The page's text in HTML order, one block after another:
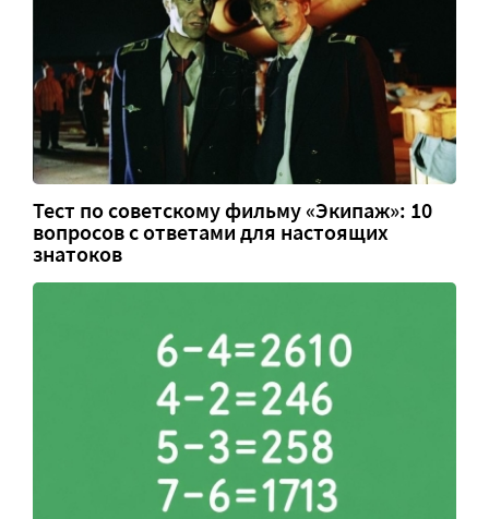
Тест по советскому фильму «Экипаж»: 10
вопросов с ответами для настоящих
знатоков